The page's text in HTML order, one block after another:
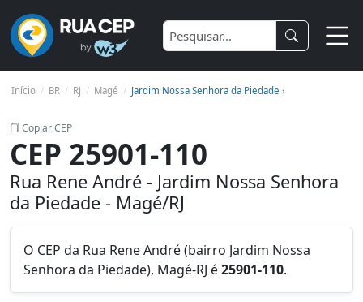
Início BR RJ Magé Jardim Nossa Senhora da Piedade ›
Copiar CEP
CEP 25901-110
Rua Rene André - Jardim Nossa Senhora
da Piedade - Magé/RJ
O CEP da Rua Rene André (bairro Jardim Nossa
Senhora da Piedade), Magé-RJ é25901-110.